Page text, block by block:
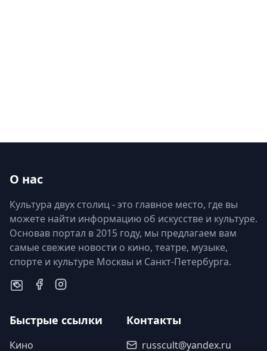
О нас
Культура двух столиц - это главное место, где вы
можете найти информацию об искусстве и культуре.
Основав портал в 2015 году, мы предлагаем вам
самые свежие новости о кино, театре, музыке,
спорте и культуре Москвы и Санкт-Петербурга.
Быстрые ссылки
Кино
Контакты
russcult@yandex.ru